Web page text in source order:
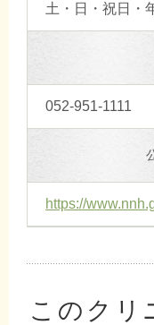
土・日・祝日・
052-951-1111
https://
このクリ